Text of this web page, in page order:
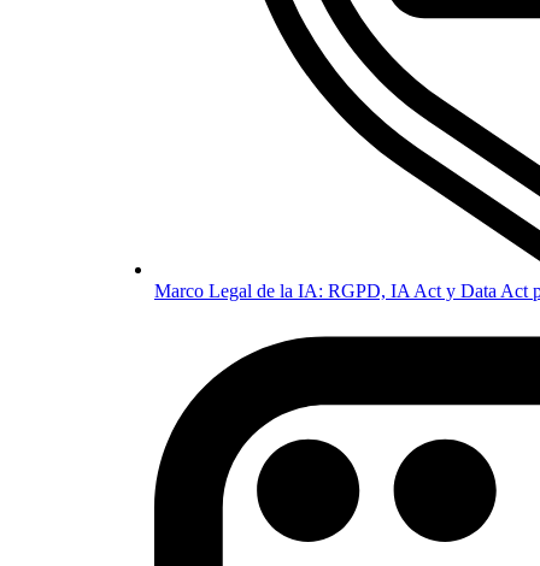
Marco Legal de la IA: RGPD, IA Act y Data Act